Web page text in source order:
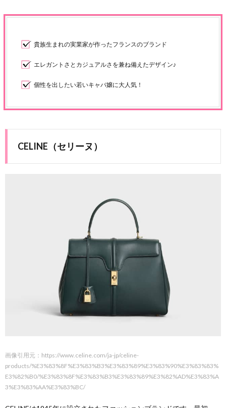
貴族生まれの実業家が作ったフランスのブランド
エレガントさとカジュアルさを兼ね備えたデザイン♪
個性を出したい若いキャバ嬢に大人気！
CELINE（セリーヌ）
画像引用元：https://www.celine.com/ja-jp/celine-
products/%E3%83%8F%E3%83%B3%E3%83%89%E3%83%90%E3%83%83%
E3%82%B0/%E3%83%8F%E3%83%B3%E3%83%89%E3%82%AD%E3%83%A
3%E3%83%AA%E3%83%BC/